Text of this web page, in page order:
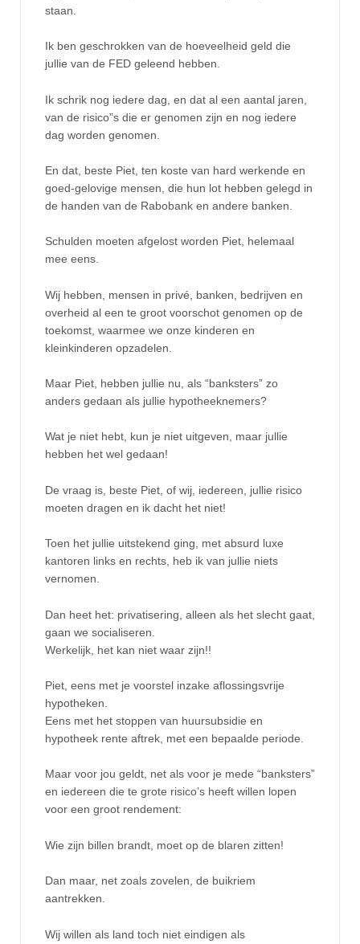
staan.
Ik ben geschrokken van de hoeveelheid geld die
jullie van de FED geleend hebben.
Ik schrik nog iedere dag, en dat al een aantal jaren,
van de risico”s die er genomen zijn en nog iedere
dag worden genomen.
En dat, beste Piet, ten koste van hard werkende en
goed-gelovige mensen, die hun lot hebben gelegd in
de handen van de Rabobank en andere banken.
Schulden moeten afgelost worden Piet, helemaal
mee eens.
Wij hebben, mensen in privé, banken, bedrijven en
overheid al een te groot voorschot genomen op de
toekomst, waarmee we onze kinderen en
kleinkinderen opzadelen.
Maar Piet, hebben jullie nu, als “banksters” zo
anders gedaan als jullie hypotheeknemers?
Wat je niet hebt, kun je niet uitgeven, maar jullie
hebben het wel gedaan!
De vraag is, beste Piet, of wij, iedereen, jullie risico
moeten dragen en ik dacht het niet!
Toen het jullie uitstekend ging, met absurd luxe
kantoren links en rechts, heb ik van jullie niets
vernomen.
Dan heet het: privatisering, alleen als het slecht gaat,
gaan we socialiseren.
Werkelijk, het kan niet waar zijn!!
Piet, eens met je voorstel inzake aflossingsvrije
hypotheken.
Eens met het stoppen van huursubsidie en
hypotheek rente aftrek, met een bepaalde periode.
Maar voor jou geldt, net als voor je mede “banksters”
en iedereen die te grote risico’s heeft willen lopen
voor een groot rendement:
Wie zijn billen brandt, moet op de blaren zitten!
Dan maar, net zoals zovelen, de buikriem
aantrekken.
Wij willen als land toch niet eindigen als